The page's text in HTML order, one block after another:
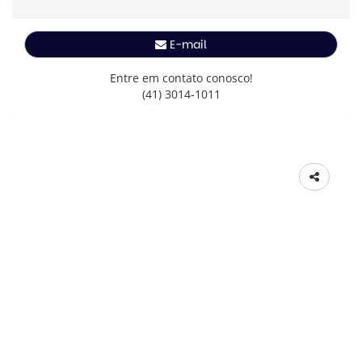
E-mail
Entre em contato conosco!
(41) 3014-1011